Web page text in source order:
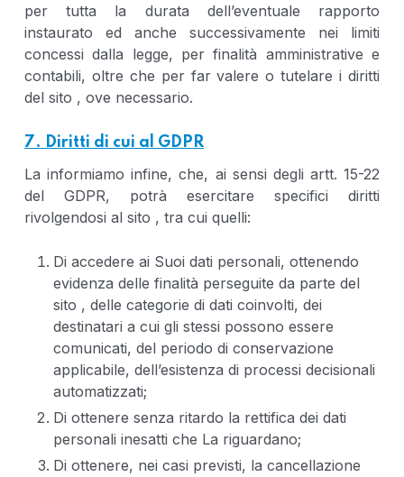
per tutta la durata dell’eventuale rapporto
instaurato ed anche successivamente nei limiti
concessi dalla legge, per finalità amministrative e
contabili, oltre che per far valere o tutelare i diritti
del sito , ove necessario.
7. Diritti di cui al GDPR
La informiamo infine, che, ai sensi degli artt. 15-22
del GDPR, potrà esercitare specifici diritti
rivolgendosi al sito , tra cui quelli:
Di accedere ai Suoi dati personali, ottenendo
evidenza delle finalità perseguite da parte del
sito , delle categorie di dati coinvolti, dei
destinatari a cui gli stessi possono essere
comunicati, del periodo di conservazione
applicabile, dell’esistenza di processi decisionali
automatizzati;
Di ottenere senza ritardo la rettifica dei dati
personali inesatti che La riguardano;
Di ottenere, nei casi previsti, la cancellazione